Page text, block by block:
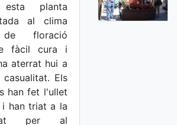
planta
al clima
de floració
fàcil cura i
aterrat hui a
Els
han fet l'ullet
han triat a la
per al